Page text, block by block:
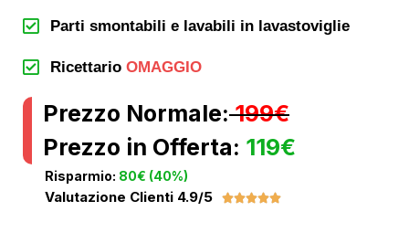
Parti smontabili e lavabili in lavastoviglie
Ricettario OMAGGIO
Prezzo Normale:199€
Prezzo in Offerta: 119€
Risparmio: 80€ (40%)
Valutazione Clienti 4.9/5 